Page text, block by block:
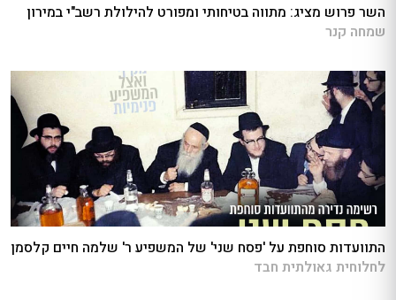
השר פרוש מציג: מתווה בטיחותי ומפורט להילולת רשב"י במירון
שמחה קנר
התוועדות סוחפת על 'פסח שני' של המשפיע ר' שלמה חיים קלסמן
לחלוחית גאולתית חבד